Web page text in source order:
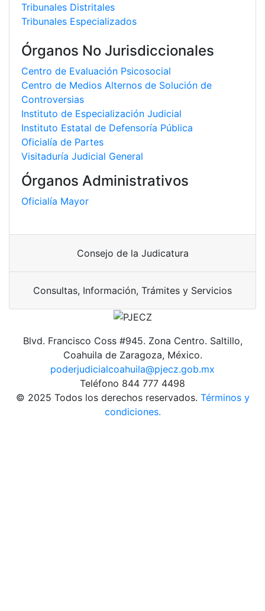
Tribunales Distritales
Tribunales Especializados
Órganos No Jurisdiccionales
Centro de Evaluación Psicosocial
Centro de Medios Alternos de Solución de
Controversias
Instituto de Especialización Judicial
Instituto Estatal de Defensoría Pública
Oficialía de Partes
Visitaduría Judicial General
Órganos Administrativos
Oficialía Mayor
Consejo de la Judicatura
Consultas, Información, Trámites y Servicios
Blvd. Francisco Coss #945. Zona Centro. Saltillo,
Coahuila de Zaragoza, México.
poderjudicialcoahuila@pjecz.gob.mx
Teléfono 844 777 4498
© 2025 Todos los derechos reservados. Términos y
condiciones.